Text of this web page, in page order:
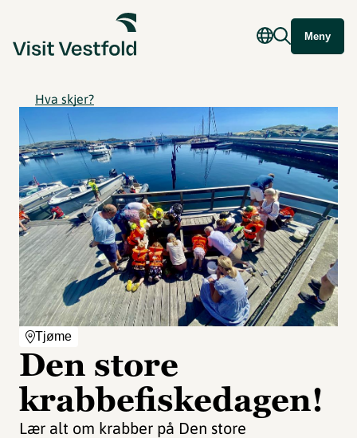
Meny
Hva skjer?
Tjøme
Den store
krabbefiskedagen!
Lær alt om krabber på Den store